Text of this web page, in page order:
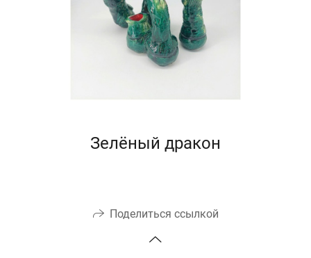
Зелёный дракон
Поделиться ссылкой